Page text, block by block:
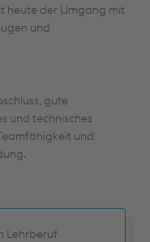
heute der Umgang mit
und
gute
und technisches
und
Lehrberuf